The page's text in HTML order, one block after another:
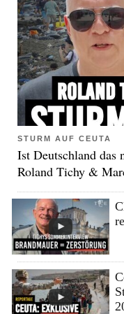
STURM AUF CEUTA
Ist Deutschland das
Roland Tichy &